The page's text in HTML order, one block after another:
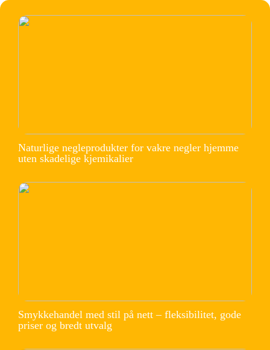
Naturlige negleprodukter for vakre negler hjemme
uten skadelige kjemikalier
Smykkehandel med stil på nett – fleksibilitet, gode
priser og bredt utvalg